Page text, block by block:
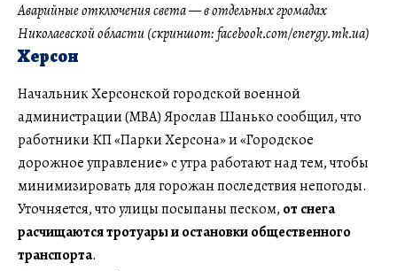
Аварийные отключения света — в отдельных громадах
Николаевской области (скриншот: facebook.com/energy.mk.ua)
Херсон
Начальник Херсонской городской военной
администрации (МВА) Ярослав Шанько сообщил, что
работники КП «Парки Херсона» и «Городское
дорожное управление» с утра работают над тем, чтобы
минимизировать для горожан последствия непогоды.
Уточняется, что улицы посыпаны песком, от снега
расчищаются тротуары и остановки общественного
транспорта.